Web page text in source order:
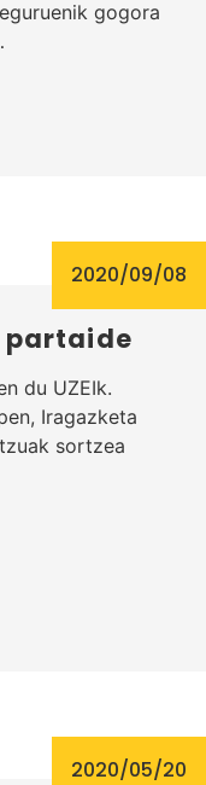
gogora
2020/09/08
partaide
du UZEIk.
Iragazketa
sortzea
2020/05/20